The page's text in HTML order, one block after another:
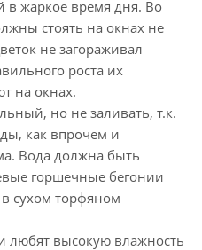
в жаркое время дня. Во
стоять на окнах не
не загораживал
роста их
на окнах.
но не заливать, т.к.
как впрочем и
Вода должна быть
горшечные бегонии
сухом торфяном
любят высокую влажность